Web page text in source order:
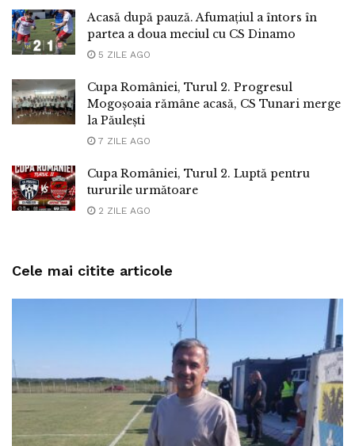
Acasă după pauză. Afumațiul a întors în
partea a doua meciul cu CS Dinamo
5 ZILE AGO
Cupa României, Turul 2. Progresul
Mogoșoaia rămâne acasă, CS Tunari merge
la Păulești
7 ZILE AGO
Cupa României, Turul 2. Luptă pentru
tururile următoare
2 ZILE AGO
Cele mai citite articole